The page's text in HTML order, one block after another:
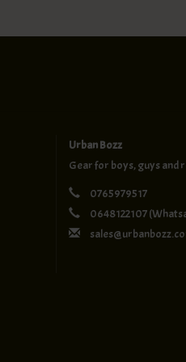
Urban Bozz
Gear for boys, guys and
0765979517
0648122107